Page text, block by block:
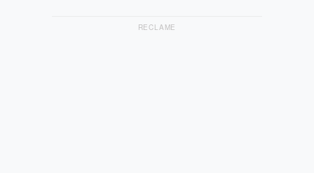
RECLAME